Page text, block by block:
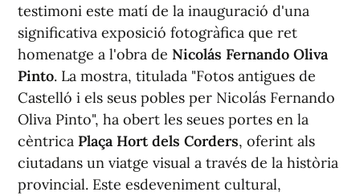
testimoni este matí de la inauguració d'una
significativa exposició fotogràfica que ret
homenatge a l'obra de Nicolás Fernando Oliva
Pinto. La mostra, titulada "Fotos antigues de
Castelló i els seus pobles per Nicolás Fernando
Oliva Pinto", ha obert les seues portes en la
cèntrica Plaça Hort dels Corders, oferint als
ciutadans un viatge visual a través de la història
provincial. Este esdeveniment cultural,